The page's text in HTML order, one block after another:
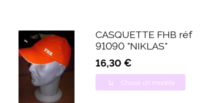
CASQUETTE FHB réf
91090 "NIKLAS"
16,30 €
Choisir un modèle